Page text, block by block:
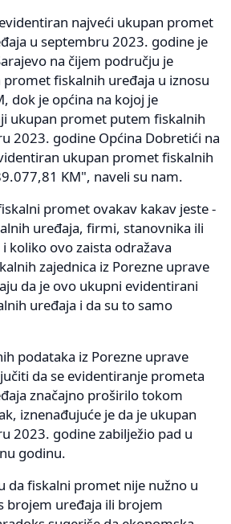
najveći ukupan promet
u septembru 2023. godine je
na čijem području je
fiskalnih uređaja u iznosu
dok je općina na kojoj je
ukupan promet putem fiskalnih
2023. godine Općina Dobretići na
ukupan promet fiskalnih
KM", naveli su nam.
promet ovakav kakav jeste -
uređaja, firmi, stanovnika ili
koliko ovo zaista odražava
zajednica iz Porezne uprave
da je ovo ukupni evidentirani
uređaja i da su to samo
podataka iz Porezne uprave
da se evidentiranje prometa
značajno proširilo tokom
iznenađujuće je da je ukupan
2023. godine zabilježio pad u
godinu.
da fiskalni promet nije nužno u
brojem uređaja ili brojem